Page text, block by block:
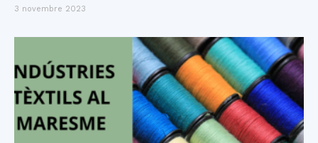
3 novembre 2023